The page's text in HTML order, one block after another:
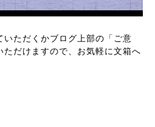
いただくかブログ上部の「ご意
ただけますので、お気軽に文箱へ